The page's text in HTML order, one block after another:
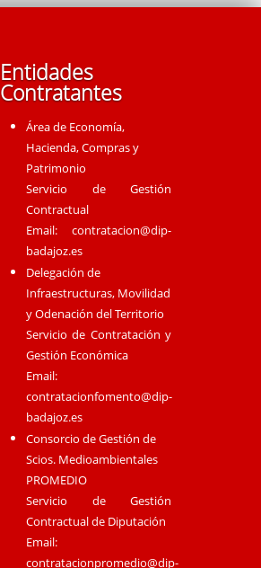
Entidades
Contratantes
Área de Economía,
Hacienda, Compras y
Patrimonio
Servicio de Gestión
Contractual
Email:contratacion@dip-
badajoz.es
Delegación de
Infraestructuras, Movilidad
y Odenación del Territorio
Servicio de Contratación y
Gestión Económica
Email:
contratacionfomento@dip-
badajoz.es
Consorcio de Gestión de
Scios. Medioambientales
PROMEDIO
Servicio de Gestión
Contractual de Diputación
Email:
contratacionpromedio@dip-